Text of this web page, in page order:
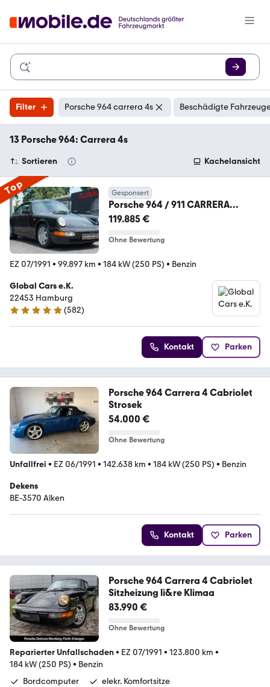
Filter Porsche 964 carrera 4s Beschädigte
13 Porsche 964: Carrera 4s
Sortieren Kachelansicht
Top Gesponsert
Porsche 964 / 911 CARRERA
C4*BRD*SEIT 1993 IN EINER HAND
119.885 €
Ohne Bewertung
EZ 07/1991 • 99.897 km • 184 kW (250 PS) • Benzin
Global Cars e.K.
22453 Hamburg
4.9 Sterne
(582)
Kontakt Parken
Porsche 964 Carrera 4 Cabriolet
Strosek
54.000 €
Ohne Bewertung
Unfallfrei • EZ 06/1991 • 142.638 km • 184 kW (250 PS) • Benzin
Dekens
BE-3570 Alken
Kontakt Parken
Porsche 964 Carrera 4 Cabriolet
Sitzheizung li&re Klimaa
83.990 €
Ohne Bewertung
Reparierter Unfallschaden• EZ 07/1991 • 123.800 km •
184 kW (250 PS) • Benzin
Bordcomputer
elekr. Komfortsitze